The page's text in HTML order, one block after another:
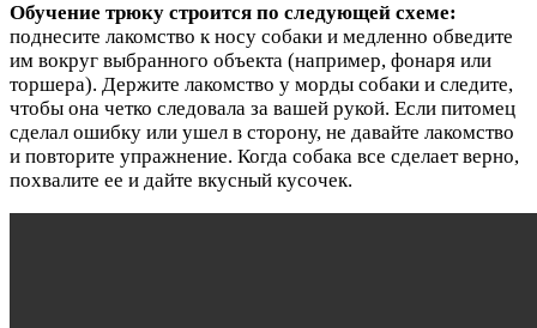
Обучение трюку строится по следующей схеме:
поднесите лакомство к носу собаки и медленно обведите
им вокруг выбранного объекта (например, фонаря или
торшера). Держите лакомство у морды собаки и следите,
чтобы она четко следовала за вашей рукой. Если питомец
сделал ошибку или ушел в сторону, не давайте лакомство
и повторите упражнение. Когда собака все сделает верно,
похвалите ее и дайте вкусный кусочек.